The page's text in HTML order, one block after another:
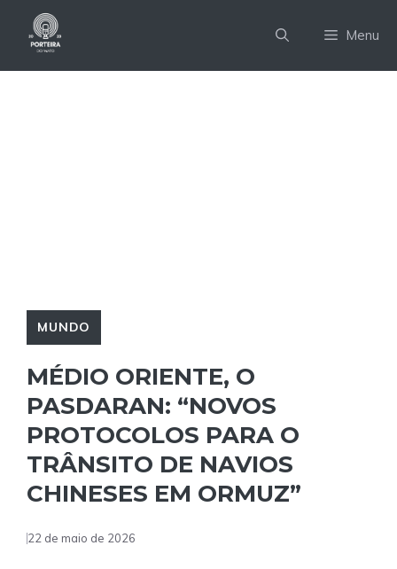
Menu
MUNDO
MÉDIO ORIENTE, O
PASDARAN: “NOVOS
PROTOCOLOS PARA O
TRÂNSITO DE NAVIOS
CHINESES EM ORMUZ”
22 de maio de 2026